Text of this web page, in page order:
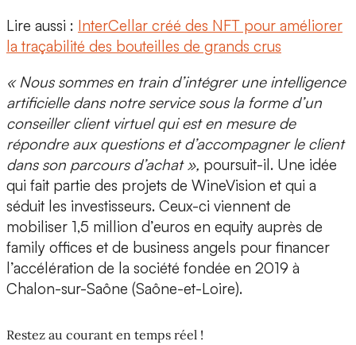
Lire aussi : InterCellar créé des NFT pour améliorer
la traçabilité des bouteilles de grands crus
« Nous sommes en train d’intégrer une intelligence
artificielledans notre service sous la forme d’un
conseiller client virtuel qui est en mesure de
répondre aux questions et d’accompagner le client
dans son parcours d’achat », poursuit-il. Une idée
qui fait partie des projets de WineVision et qui a
séduit les investisseurs. Ceux-ci viennent de
mobiliser 1,5 million d’euros en equity auprès de
family offices et de business angels pour financer
l’accélération de la société fondée en 2019 à
Chalon-sur-Saône (Saône-et-Loire).
Restez au courant en temps réel !